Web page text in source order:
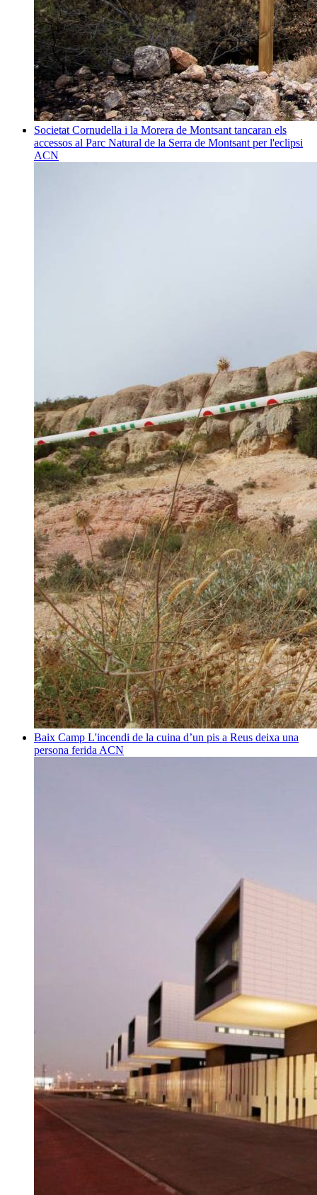
Societat Cornudella i la Morera de Montsant tancaran els
accessos al Parc Natural de la Serra de Montsant per l'eclipsi
ACN
Baix Camp L'incendi de la cuina d’un pis a Reus deixa una
persona ferida ACN